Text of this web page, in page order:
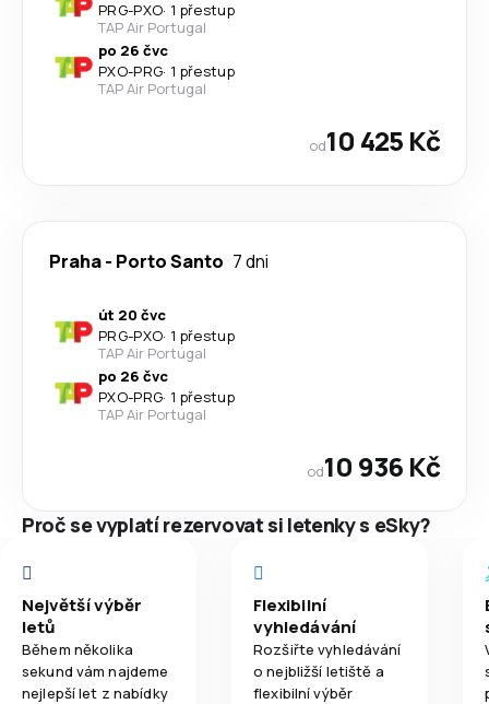
PRG-PXO· 1 přestup
TAP Air Portugal
po 26 čvc
PXO-PRG· 1 přestup
TAP Air Portugal
od10 425 Kč
Praha- Porto Santo 7 dni
út 20 čvc
PRG-PXO· 1 přestup
TAP Air Portugal
po 26 čvc
PXO-PRG· 1 přestup
TAP Air Portugal
od10 936 Kč
Proč se vyplatí rezervovat si letenky s eSky?
Největší výběr
letů
Během několika
sekund vám najdeme
nejlepší let z nabídky
Flexibilní
vyhledávání
Rozšiřte vyhledávání
o nejbližší letiště a
flexibilní výběr